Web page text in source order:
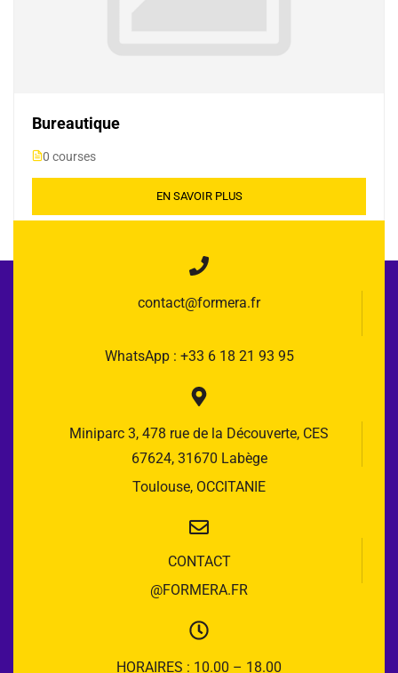
Bureautique
0 courses
EN SAVOIR PLUS
contact@formera.fr
WhatsApp : +33 6 18 21 93 95
Miniparc 3, 478 rue de la Découverte, CES
67624, 31670 Labège
Toulouse, OCCITANIE
CONTACT
@FORMERA.FR
HORAIRES : 10.00 – 18.00